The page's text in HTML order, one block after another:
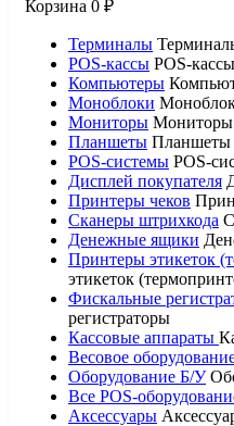
Корзина 0 ₽
Терминалы
POS-кассы POS-кассы
Компьютеры
Моноблоки
Мониторы Мониторы
Планшеты Планшеты
POS-системы POS-
Дисплей покупателя
Принтеры чеков
Сканеры штрихкода
Денежные ящики
Принтеры этикеток
этикеток
Фискальные
регистраторы
Кассовые аппараты
Весовое
Оборудование Б/У
Все POS-
Аксессуары